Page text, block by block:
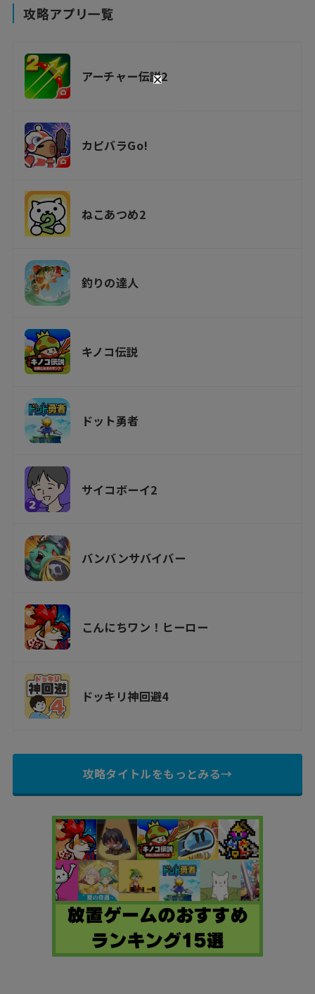
攻略アプリ一覧
アーチャー伝説2
カピバラGo!
ねこあつめ2
釣りの達人
キノコ伝説
ドット勇者
サイコボーイ2
バンバンサバイバー
こんにちワン！ヒーロー
ドッキリ神回避4
攻略タイトルをもっとみる→